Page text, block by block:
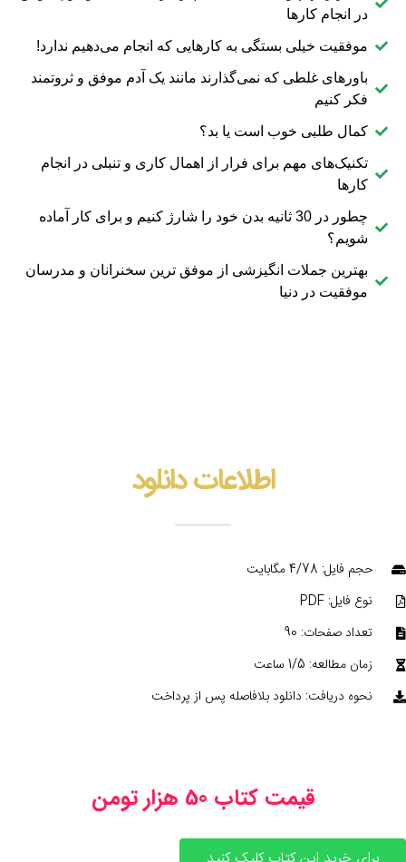
در انجام کارها
موفقیت خیلی بستگی به کارهایی که انجام می‌دهیم ندارد!
باورهای غلطی که نمی‌گذارند مانند یک آدم موفق و ثروتمند
فکر کنیم
کمال طلبی خوب است یا بد؟
تکنیک‌های مهم برای فرار از اهمال کاری و تنبلی در انجام
کارها
چطور در 30 ثانیه بدن خود را شارژ کنیم و برای کار آماده
شویم؟
بهترین جملات انگیزشی از موفق ترین سخنرانان و مدرسان
موفقیت در دنیا
اطلاعات دانلود
حجم فایل: 4/78 مگابایت
نوع فایل: PDF
تعداد صفحات: 90
زمان مطالعه: 1/5 ساعت
نحوه دریافت: دانلود بلافاصله پس از پرداخت
قیمت کتاب 50 هزار تومن